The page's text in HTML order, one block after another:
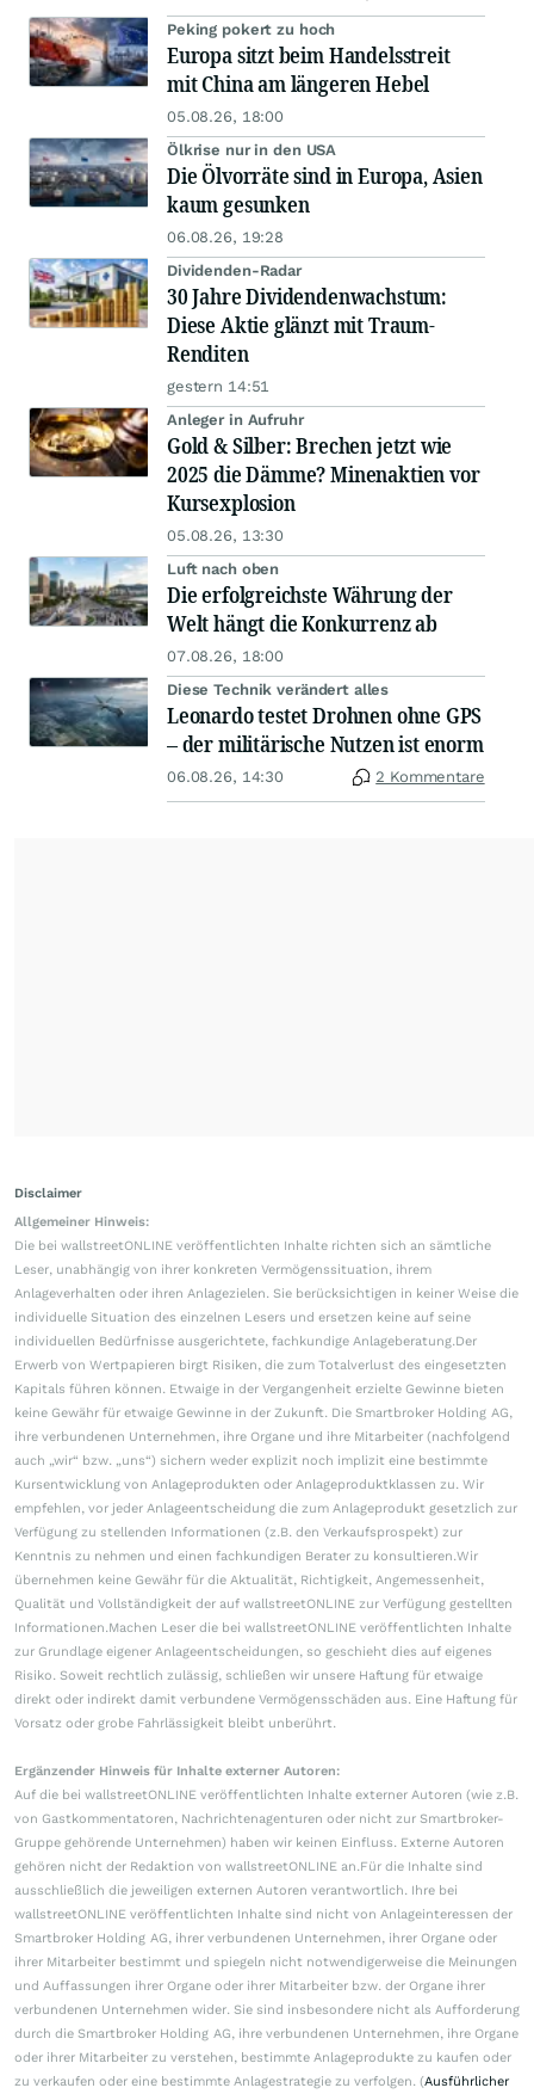
Peking pokert zu hoch
Europa sitzt beim Handelsstreit
mit China am längeren Hebel
05.08.26, 18:00
Ölkrise nur in den USA
Die Ölvorräte sind in Europa, Asien
kaum gesunken
06.08.26, 19:28
Dividenden-Radar
30 Jahre Dividendenwachstum:
Diese Aktie glänzt mit Traum-
Renditen
gestern 14:51
Anleger in Aufruhr
Gold & Silber: Brechen jetzt wie
2025 die Dämme? Minenaktien vor
Kursexplosion
05.08.26, 13:30
Luft nach oben
Die erfolgreichste Währung der
Welt hängt die Konkurrenz ab
07.08.26, 18:00
Diese Technik verändert alles
Leonardo testet Drohnen ohne GPS
– der militärische Nutzen ist enorm
06.08.26, 14:30 2 Kommentare
Disclaimer
Allgemeiner Hinweis:
Die bei wallstreetONLINE veröffentlichten Inhalte richten sich an sämtliche
Leser, unabhängig von ihrer konkreten Vermögenssituation, ihrem
Anlageverhalten oder ihren Anlagezielen. Sie berücksichtigen in keiner Weise die
individuelle Situation des einzelnen Lesers und ersetzen keine auf seine
individuellen Bedürfnisse ausgerichtete, fachkundige Anlageberatung.Der
Erwerb von Wertpapieren birgt Risiken, die zum Totalverlust des eingesetzten
Kapitals führen können. Etwaige in der Vergangenheit erzielte Gewinne bieten
keine Gewähr für etwaige Gewinne in der Zukunft. Die Smartbroker Holding AG,
ihre verbundenen Unternehmen, ihre Organe und ihre Mitarbeiter (nachfolgend
auch „wir“ bzw. „uns“) sichern weder explizit noch implizit eine bestimmte
Kursentwicklung von Anlageprodukten oder Anlageproduktklassen zu. Wir
empfehlen, vor jeder Anlageentscheidung die zum Anlageprodukt gesetzlich zur
Verfügung zu stellenden Informationen (z.B. den Verkaufsprospekt) zur
Kenntnis zu nehmen und einen fachkundigen Berater zu konsultieren.Wir
übernehmen keine Gewähr für die Aktualität, Richtigkeit, Angemessenheit,
Qualität und Vollständigkeit der auf wallstreetONLINE zur Verfügung gestellten
Informationen.Machen Leser die bei wallstreetONLINE veröffentlichten Inhalte
zur Grundlage eigener Anlageentscheidungen, so geschieht dies auf eigenes
Risiko. Soweit rechtlich zulässig, schließen wir unsere Haftung für etwaige
direkt oder indirekt damit verbundene Vermögensschäden aus. Eine Haftung für
Vorsatz oder grobe Fahrlässigkeit bleibt unberührt.
Ergänzender Hinweis für Inhalte externer Autoren:
Auf die bei wallstreetONLINE veröffentlichten Inhalte externer Autoren (wie z.B.
von Gastkommentatoren, Nachrichtenagenturen oder nicht zur Smartbroker-
Gruppe gehörende Unternehmen) haben wir keinen Einfluss. Externe Autoren
gehören nicht der Redaktion von wallstreetONLINE an.Für die Inhalte sind
ausschließlich die jeweiligen externen Autoren verantwortlich. Ihre bei
wallstreetONLINE veröffentlichten Inhalte sind nicht von Anlageinteressen der
Smartbroker Holding AG, ihrer verbundenen Unternehmen, ihrer Organe oder
ihrer Mitarbeiter bestimmt und spiegeln nicht notwendigerweise die Meinungen
und Auffassungen ihrer Organe oder ihrer Mitarbeiter bzw. der Organe ihrer
verbundenen Unternehmen wider. Sie sind insbesondere nicht als Aufforderung
durch die Smartbroker Holding AG, ihre verbundenen Unternehmen, ihre Organe
oder ihrer Mitarbeiter zu verstehen, bestimmte Anlageprodukte zu kaufen oder
zu verkaufen oder eine bestimmte Anlagestrategie zu verfolgen. (Ausführlicher